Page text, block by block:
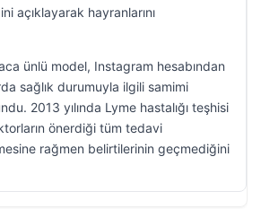
açıklayarak hayranlarını
ünlü model, Instagram hesabından
sağlık durumuyla ilgili samimi
2013 yılında Lyme hastalığı teşhisi
önerdiği tüm tedavi
rağmen belirtilerinin geçmediğini